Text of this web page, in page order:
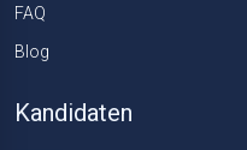
FAQ
Blog
Kandidaten